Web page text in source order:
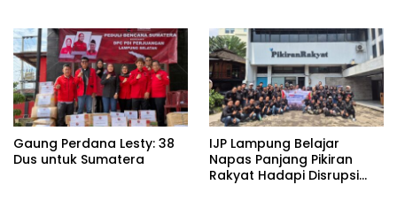
Gaung Perdana Lesty: 38
Dus untuk Sumatera
IJP Lampung Belajar
Napas Panjang Pikiran
Rakyat Hadapi Disrupsi